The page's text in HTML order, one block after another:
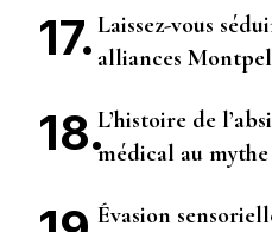
Laissez-vous
alliances
L’histoire de
médical au
Évasion